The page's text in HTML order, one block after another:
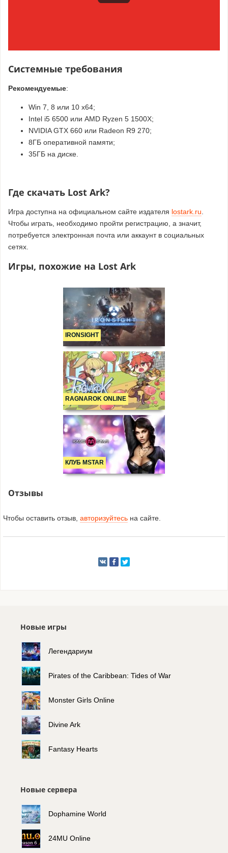
Системные требования
Рекомендуемые:
Win 7, 8 или 10 х64;
Intel i5 6500 или AMD Ryzen 5 1500X;
NVIDIA GTX 660 или Radeon R9 270;
8ГБ оперативной памяти;
35ГБ на диске.
Где скачать Lost Ark?
Игра доступна на официальном сайте издателя lostark.ru.
Чтобы играть, необходимо пройти регистрацию, а значит,
потребуется электронная почта или аккаунт в социальных
сетях.
Игры, похожие на Lost Ark
IRONSIGHT
RAGNAROK ONLINE
КЛУБ MSTAR
Отзывы
Чтобы оставить отзыв, авторизуйтесь на сайте.
Новые игры
Легендариум
Pirates of the Caribbean: Tides of War
Monster Girls Online
Divine Ark
Fantasy Hearts
Новые сервера
Dophamine World
24MU Online